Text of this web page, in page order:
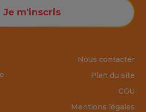
Je m'inscris
Nous contacter
Plan du site
CGU
Mentions légales